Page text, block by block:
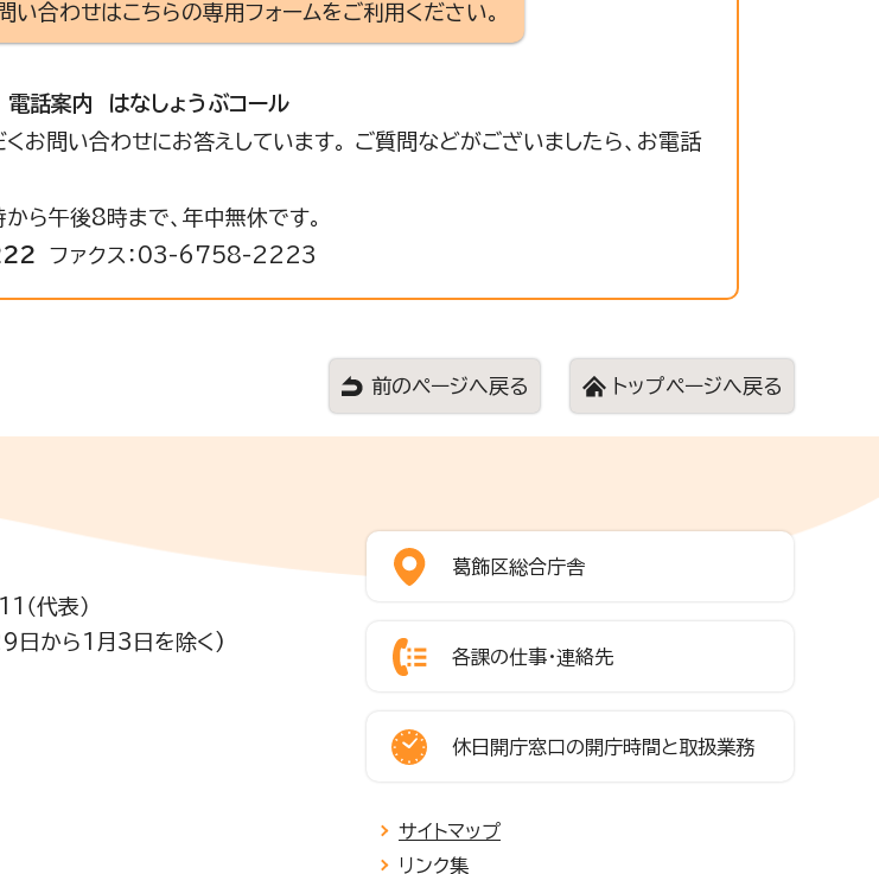
い合わせはこちらの専用フォームをご利用ください。
話案内 はなしょうぶコール
お問い合わせにお答えしています。 ご質問などがございましたら、お電話
ら午後8時まで、年中無休です。
ファクス：03-6758-2223
前のページへ戻る トップページへ戻る
代表）
日から1月3日を除く)
葛飾区総合庁舎
各課の仕事・連絡先
休日開庁窓口の開庁時間と取扱業務
サイトマップ
リンク集